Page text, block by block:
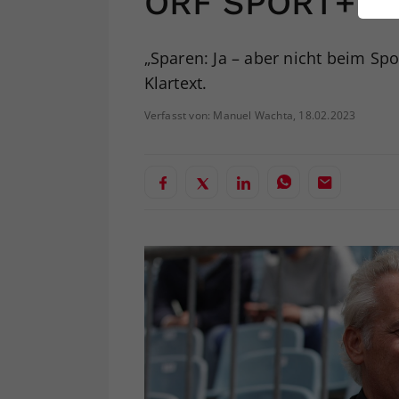
„Sparen: Ja – aber nicht beim
Klartext.
Verfasst von: Manuel Wachta, 18.02.2023